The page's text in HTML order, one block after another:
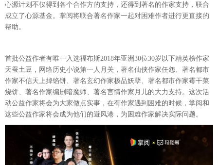
心源计划不仅得到各个合作方的支持，还得到著名的作家支持，联合
成立了心源基金。掌阅将联合著名作家一起对困难作者进行更直接的
帮助。
首批公益作者有唯一入选福布斯2018年亚洲30位30岁以下精英榜作家
天蚕土豆，网络历史小说第一人月关，著名仙侠作家任怨、著名都市
作家不信天上掉馅饼、著名玄幻作家极品妖孽、著名都市作家霉干菜
烧饼、著名作家编剧暗魔师、著名言情作家月儿的大力支持。这次活
动公益作家将会为大家做点实事，在有作家遇到困难的时候，掌阅和
这些公益作家将会成为他们的避风港，为困难作家解决实际问题。